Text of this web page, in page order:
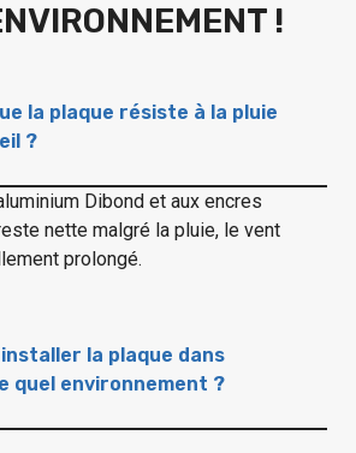
!
la plaque résiste à la pluie
?
Dibond et aux encres
nette malgré la pluie, le vent
prolongé.
la plaque dans
quel environnement ?